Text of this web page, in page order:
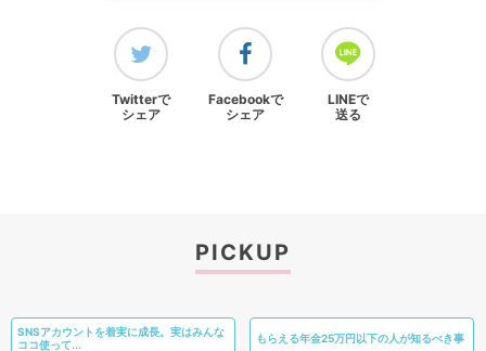
Twitterで
シェア
Facebookで
シェア
LINEで
送る
PICKUP
SNSアカウントを着実に成長。実はみんな
ココ使って...
もらえる年金25万円以下の人が知るべき事